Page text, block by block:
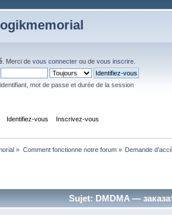
. Merci de vous connecter ou de vous inscrire
mot de passe et durée de la session
Identifiez-vous Inscrivez-vous
» Comment fonctionne notre forum» Demande
Sujet: DMDMA —